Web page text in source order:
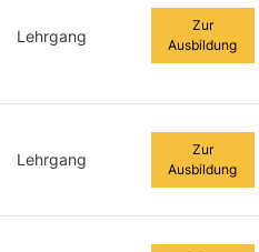
Lehrgang
Zur
Ausbildung
Lehrgang
Zur
Ausbildung